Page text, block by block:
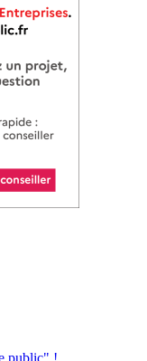
public" !